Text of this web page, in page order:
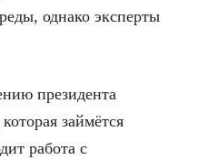
однако эксперты
президента
займётся
работа с